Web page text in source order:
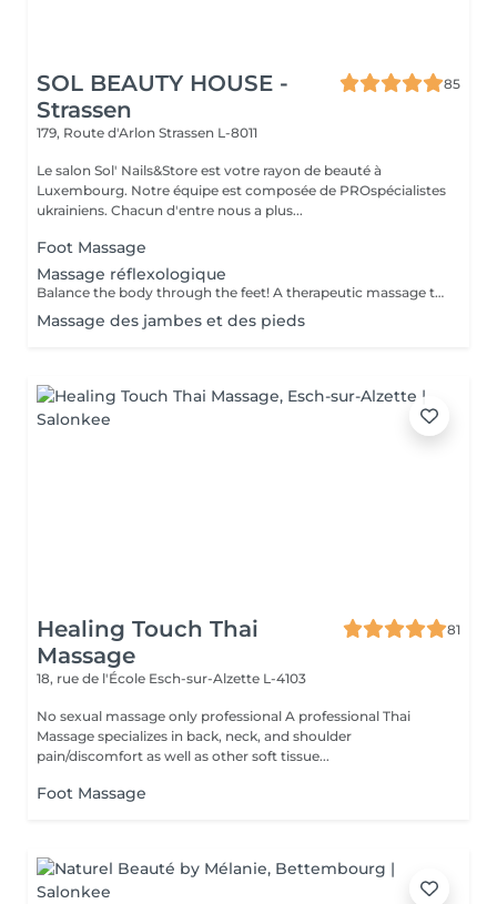
SOL BEAUTY HOUSE -
Strassen
85
179, Route d'Arlon Strassen L-8011
Le salon Sol' Nails&Store est votre rayon de beauté à
Luxembourg. Notre équipe est composée de PROspécialistes
ukrainiens. Chacun d'entre nous a plus...
Foot Massage
Massage réflexologique
Balance the body through the feet! A therapeutic massage that applies pressure to specific reflex points on the feet, corresponding to different organs and systems in the body. Promotes relaxation, boosts circulation, and supports overall wellness.
Massage des jambes et des pieds
Healing Touch Thai
Massage
81
18, rue de l'École Esch-sur-Alzette L-4103
No sexual massage only professional A professional Thai
Massage specializes in back, neck, and shoulder
pain/discomfort as well as other soft tissue...
Foot Massage